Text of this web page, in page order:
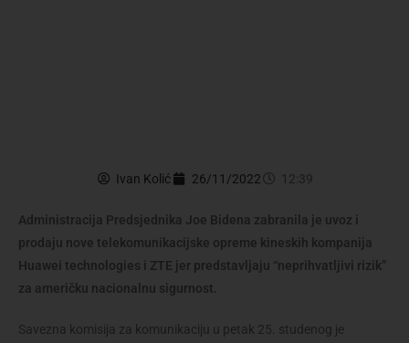
Ivan Kolić 26/11/2022 12:39
Administracija Predsjednika Joe Bidena zabranila je uvoz i
prodaju nove telekomunikacijske opreme kineskih kompanija
Huawei technologies i ZTE jer predstavljaju “neprihvatljivi rizik”
za američku nacionalnu sigurnost.
Savezna komisija za komunikaciju u petak 25. studenog je